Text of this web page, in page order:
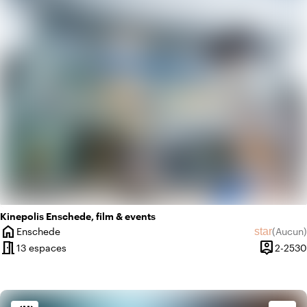
Kinepolis Enschede, film & events
home
Ville
Enschede star(Aucun)
Aucun
meeting_room13 espaces person_pin
Capacité
2-2530